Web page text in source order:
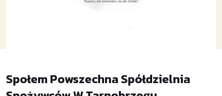
Społem Powszechna Spółdzielnia